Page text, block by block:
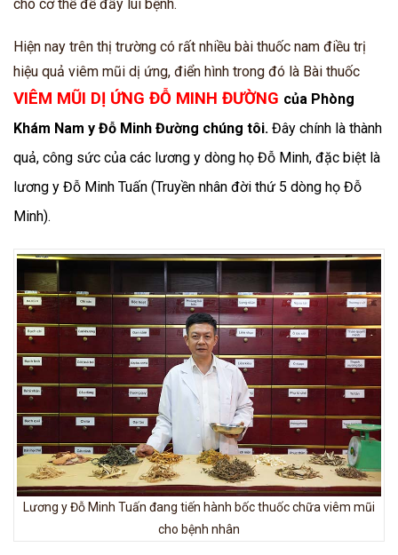
cho cơ thể để đẩy lùi bệnh.
Hiện nay trên thị trường có rất nhiều bài thuốc nam điều trị
hiệu quả viêm mũi dị ứng, điển hình trong đó là Bài thuốc
VIÊM MŨI DỊ ỨNG ĐỖ MINH ĐƯỜNG của Phòng
Khám Nam y Đỗ Minh Đường chúng tôi. Đây chính là thành
quả, công sức của các lương y dòng họ Đỗ Minh, đặc biệt là
lương y Đỗ Minh Tuấn (Truyền nhân đời thứ 5 dòng họ Đỗ
Minh).
Lương y Đỗ Minh Tuấn đang tiến hành bốc thuốc chữa viêm mũi
cho bệnh nhân